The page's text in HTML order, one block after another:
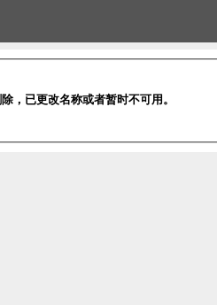
，已更改名称或者暂时不可用。